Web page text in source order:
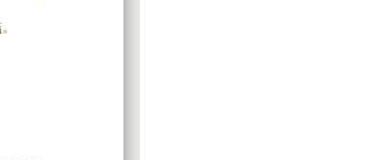
。